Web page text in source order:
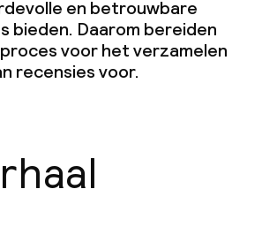
en betrouwbare
bieden. Daarom bereiden
voor het verzamelen
recensies voor.